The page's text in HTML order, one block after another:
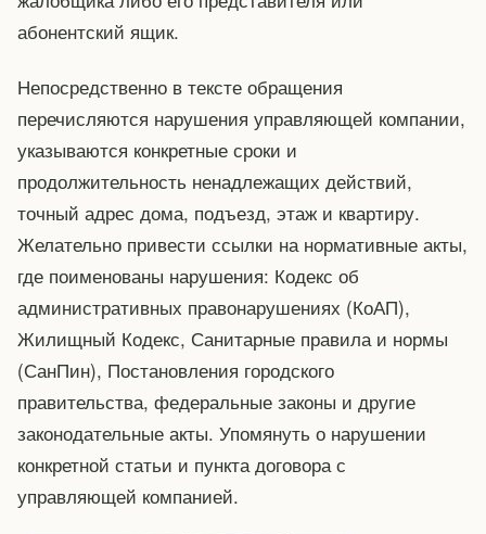
абонентский ящик.
Непосредственно в тексте обращения
перечисляются нарушения управляющей компании,
указываются конкретные сроки и
продолжительность ненадлежащих действий,
точный адрес дома, подъезд, этаж и квартиру.
Желательно привести ссылки на нормативные акты,
где поименованы нарушения: Кодекс об
административных правонарушениях (КоАП),
Жилищный Кодекс, Санитарные правила и нормы
(СанПин), Постановления городского
правительства, федеральные законы и другие
законодательные акты. Упомянуть о нарушении
конкретной статьи и пункта договора с
управляющей компанией.